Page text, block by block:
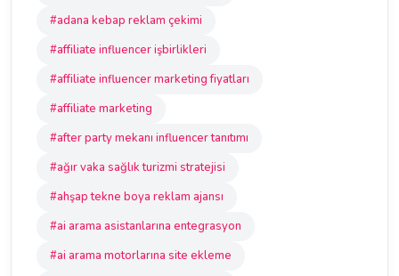
#adana kebap reklam çekimi
#affiliate influencer işbirlikleri
#affiliate influencer marketing fiyatları
#affiliate marketing
#after party mekanı influencer tanıtımı
#ağır vaka sağlık turizmi stratejisi
#ahşap tekne boya reklam ajansı
#ai arama asistanlarına entegrasyon
#ai arama motorlarına site ekleme